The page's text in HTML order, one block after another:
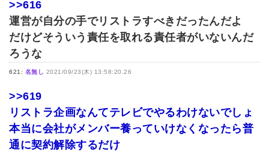
>>616
運営が自分の手でリストラすべきだったんだよ
だけどそういう責任を取れる責任者がいないんだ
ろうな
621: 名無し 2021/09/23(木) 13:58:20.26
>>619
リストラ企画なんてテレビでやるわけないでしょ
本当に会社がメンバー養っていけなくなったら普
通に契約解除するだけ